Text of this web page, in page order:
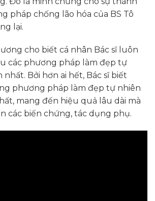
pháp chống lão hóa của BS Tô
lại.
cho biết cá nhân Bác sĩ luôn
các phương pháp làm đẹp tự
nhất. Bởi hơn ai hết, Bác sĩ biết
phương pháp làm đẹp tự nhiên
mang đến hiệu quả lâu dài mà
các biến chứng, tác dụng phụ.